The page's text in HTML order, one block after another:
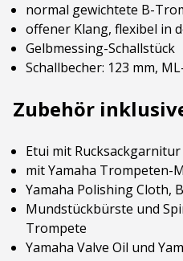
normal gewichtete B-
offener Klang, flexibel in
Gelbmessing-Schallstück
Schallbecher: 123 mm,
Zubehör
Etui mit Rucksackgarnitur
mit Yamaha Trompeten-
Yamaha Polishing Cloth,
Mundstückbürste und
Trompete
Yamaha Valve Oil und